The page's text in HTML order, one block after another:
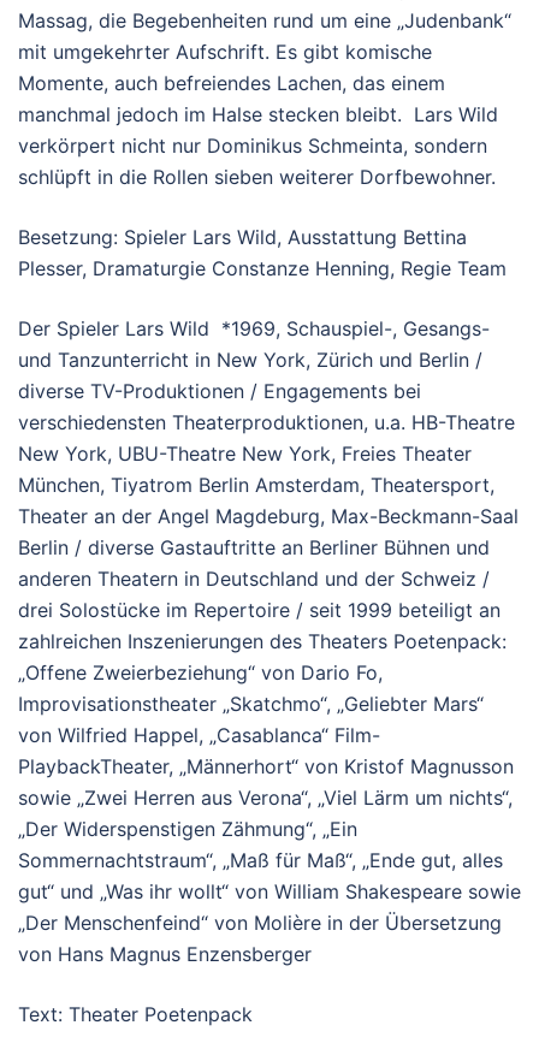
Massag, die Begebenheiten rund um eine „Judenbank“
mit umgekehrter Aufschrift. Es gibt komische
Momente, auch befreiendes Lachen, das einem
manchmal jedoch im Halse stecken bleibt. Lars Wild
verkörpert nicht nur Dominikus Schmeinta, sondern
schlüpft in die Rollen sieben weiterer Dorfbewohner.
Besetzung: Spieler Lars Wild, Ausstattung Bettina
Plesser, Dramaturgie Constanze Henning, Regie Team
Der Spieler Lars Wild *1969, Schauspiel-, Gesangs-
und Tanzunterricht in New York, Zürich und Berlin /
diverse TV-Produktionen / Engagements bei
verschiedensten Theaterproduktionen, u.a. HB-Theatre
New York, UBU-Theatre New York, Freies Theater
München, Tiyatrom Berlin Amsterdam, Theatersport,
Theater an der Angel Magdeburg, Max-Beckmann-Saal
Berlin / diverse Gastauftritte an Berliner Bühnen und
anderen Theatern in Deutschland und der Schweiz /
drei Solostücke im Repertoire / seit 1999 beteiligt an
zahlreichen Inszenierungen des Theaters Poetenpack:
„Offene Zweierbeziehung“ von Dario Fo,
Improvisationstheater „Skatchmo“, „Geliebter Mars“
von Wilfried Happel, „Casablanca“ Film-
PlaybackTheater, „Männerhort“ von Kristof Magnusson
sowie „Zwei Herren aus Verona“, „Viel Lärm um nichts“,
„Der Widerspenstigen Zähmung“, „Ein
Sommernachtstraum“, „Maß für Maß“, „Ende gut, alles
gut“ und „Was ihr wollt“ von William Shakespeare sowie
„Der Menschenfeind“ von Molière in der Übersetzung
von Hans Magnus Enzensberger
Text: Theater Poetenpack